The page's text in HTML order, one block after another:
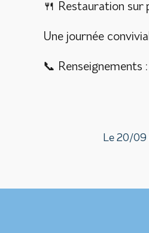
🍴 Restauration sur
Une journée
📞 Renseignements
Le 20/09